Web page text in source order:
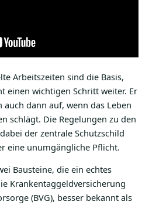
Arbeitszeiten sind die Basis,
einen wichtigen Schritt weiter. Er
dann auf, wenn das Leben
schlägt. Die Regelungen zu den
der zentrale Schutzschild
eine unumgängliche Pflicht.
Bausteine, die ein echtes
Krankentaggeldversicherung
(BVG), besser bekannt als